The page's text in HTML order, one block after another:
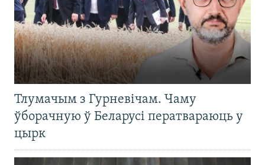
Тлумачым з Гурневічам. Чаму
ўборачную ў Беларусі ператвараюць у
цырк